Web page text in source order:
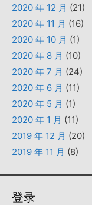
2020 年 12 月 (21)
2020 年 11 月 (16)
2020 年 10 月 (1)
2020 年 8 月 (10)
2020 年 7 月 (24)
2020 年 6 月 (11)
2020 年 5 月 (1)
2020 年 1 月 (11)
2019 年 12 月 (20)
2019 年 11 月 (8)
登录